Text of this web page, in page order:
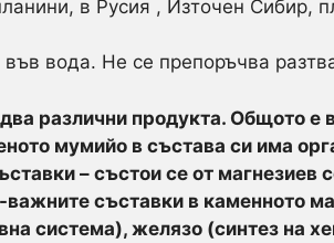
в Русия , Източен Сибир,
вода. Не се препоръчва
различни продукта. Общото е
мумийо в състава си има
– състои се от магнезиев
съставки в каменното
система), желязо (синтез на